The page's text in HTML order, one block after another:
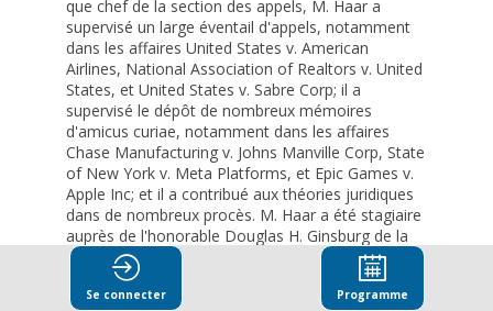
que chef de la section des appels, M. Haar a
supervisé un large éventail d'appels, notamment
dans les affaires United States v. American
Airlines, National Association of Realtors v. United
States, et United States v. Sabre Corp; il a
supervisé le dépôt de nombreux mémoires
d'amicus curiae, notamment dans les affaires
Chase Manufacturing v. Johns Manville Corp, State
of New York v. Meta Platforms, et Epic Games v.
Apple Inc; et il a contribué aux théories juridiques
dans de nombreux procès. M. Haar a été stagiaire
auprès de l'honorable Douglas H. Ginsburg de la
Cour d'appel des États-Unis pour le circuit D.C. Il
est titulaire d'une licence en droit (B.A.) et d'une
maîtrise en droit (B.A.). Il est titulaire d'une licence
Se connecter Programme